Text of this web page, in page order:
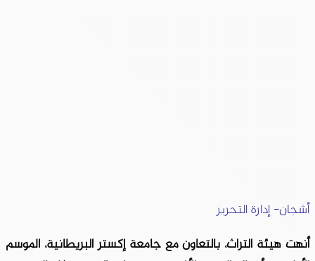
أشجان- إدارة التحرير
أنهت هيئة التراث، بالتعاون مع جامعة إكستر البريطانية، الموسم